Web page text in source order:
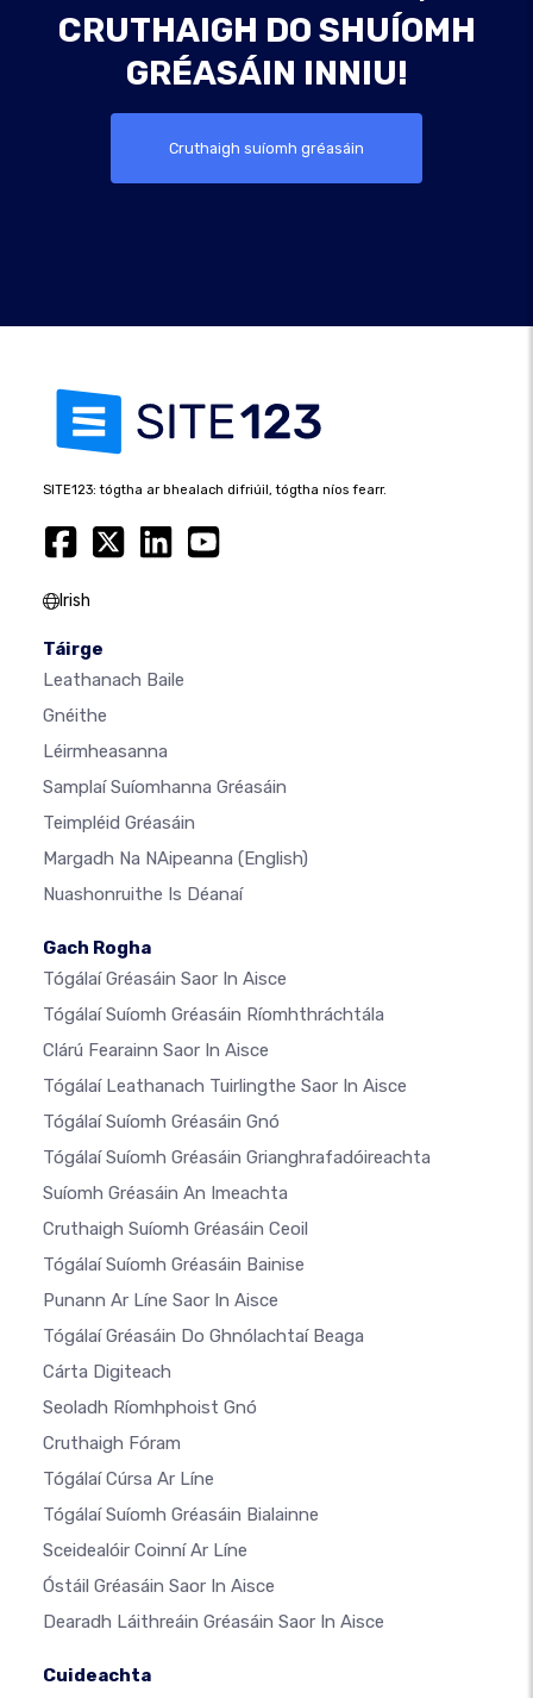
CRUTHAIGH DO SHUÍOMH
GRÉASÁIN INNIU!
Cruthaigh suíomh gréasáin
SITE123: tógtha ar bhealach difriúil, tógtha níos fearr.
Irish
Táirge
Leathanach Baile
Gnéithe
Léirmheasanna
Samplaí Suíomhanna Gréasáin
Teimpléid Gréasáin
Margadh Na NAipeanna (English)
Nuashonruithe Is Déanaí
Gach Rogha
Tógálaí Gréasáin Saor In Aisce
Tógálaí Suíomh Gréasáin Ríomhthráchtála
Clárú Fearainn Saor In Aisce
Tógálaí Leathanach Tuirlingthe Saor In Aisce
Tógálaí Suíomh Gréasáin Gnó
Tógálaí Suíomh Gréasáin Grianghrafadóireachta
Suíomh Gréasáin An Imeachta
Cruthaigh Suíomh Gréasáin Ceoil
Tógálaí Suíomh Gréasáin Bainise
Punann Ar Líne Saor In Aisce
Tógálaí Gréasáin Do Ghnólachtaí Beaga
Cárta Digiteach
Seoladh Ríomhphoist Gnó
Cruthaigh Fóram
Tógálaí Cúrsa Ar Líne
Tógálaí Suíomh Gréasáin Bialainne
Sceidealóir Coinní Ar Líne
Óstáil Gréasáin Saor In Aisce
Dearadh Láithreáin Gréasáin Saor In Aisce
Cuideachta